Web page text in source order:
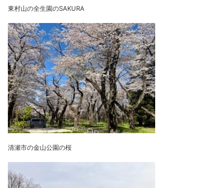
東村山の全生園のSAKURA
清瀬市の金山公園の桜